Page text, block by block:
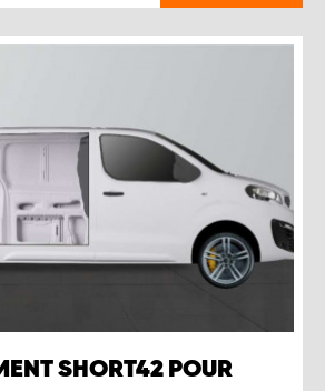
SHORT42 POUR